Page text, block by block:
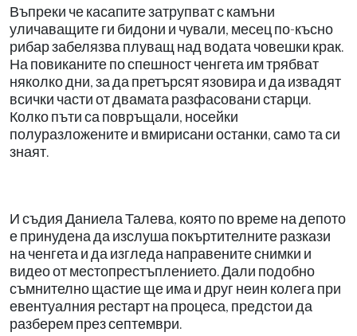
Въпреки че касапите затрупват с камъни
уличаващите ги бидони и чували, месец по-късно
рибар забелязва плуващ над водата човешки крак.
На повиканите по спешност ченгета им трябват
няколко дни, за да претърсят язовира и да извадят
всички части от двамата разфасовани старци.
Колко пъти са повръщали, носейки
полуразложените и вмирисани останки, само та си
знаят.
И съдия Даниела Талева, която по време на депото
е принудена да изслуша покъртителните разкази
на ченгета и да изгледа направените снимки и
видео от местопрестъплението. Дали подобно
съмнително щастие ще има и друг неин колега при
евентуалния рестарт на процеса, предстои да
разберем през септември.